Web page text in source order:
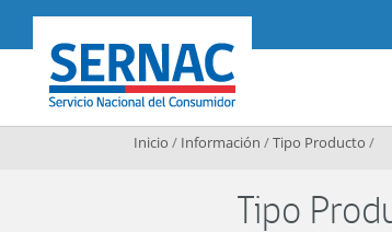
SERNAC
Inicio / Información /Tipo Producto /
Tipo